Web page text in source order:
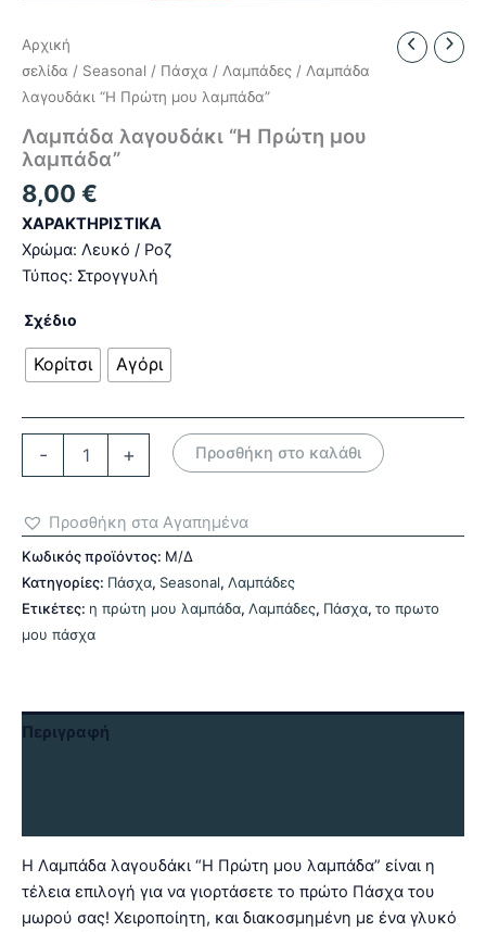
Αρχική
σελίδα / Seasonal / Πάσχα / Λαμπάδες / Λαμπάδα
λαγουδάκι “Η Πρώτη μου λαμπάδα”
Λαμπάδα λαγουδάκι “Η Πρώτη μου
λαμπάδα”
8,00 €
ΧΑΡΑΚΤΗΡΙΣΤΙΚΑ
Χρώμα: Λευκό / Ροζ
Τύπος: Στρογγυλή
Σχέδιο
Κορίτσι Αγόρι
-
λαγουδάκι
μου
λαμπάδα"
ποσότητα
+ Προσθήκη στο καλάθι
Προσθήκη στα Αγαπημένα
Κωδικός προϊόντος: Μ/Δ
Κατηγορίες: Πάσχα, Seasonal, Λαμπάδες
Ετικέτες: η πρώτη μου λαμπάδα, Λαμπάδες, Πάσχα, το πρωτο
μου πάσχα
Περιγραφή
Η Λαμπάδα λαγουδάκι “Η Πρώτη μου λαμπάδα” είναι η
τέλεια επιλογή για να γιορτάσετε το πρώτο Πάσχα του
μωρού σας! Χειροποίητη, και διακοσμημένη με ένα γλυκό